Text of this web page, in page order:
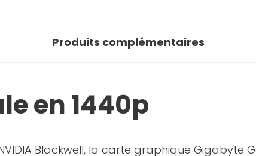
Produits complémentaires
en 1440p
Blackwell, la carte graphique Gigabyte